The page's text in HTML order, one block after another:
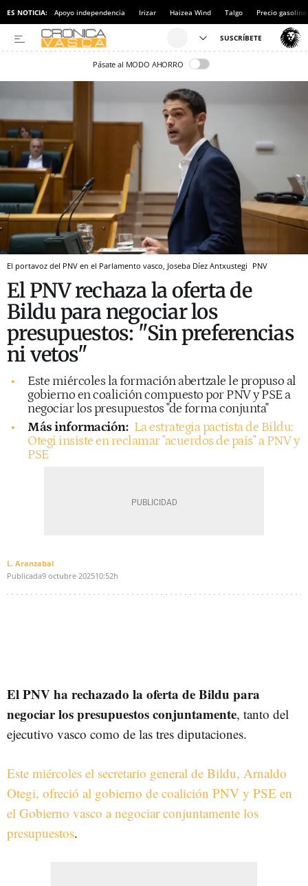
ES NOTICIA: Apoyo independencia Irizar Haizea Wind Talgo Precio gasolina
Pásate al MODO AHORRO
El portavoz del PNV en el Parlamento vasco, Joseba Díez Antxustegi PNV
El PNV rechaza la oferta de
Bildu para negociar los
presupuestos: "Sin preferencias
ni vetos"
Este miércoles la formación abertzale le propuso al
gobierno en coalición compuesto por PNV y PSE a
negociar los presupuestos "de forma conjunta"
Más información: La estrategia pactista de Bildu:
Otegi insiste en reclamar "acuerdos de país" a PNV y
PSE
L. Aranzabal
Publicada9 octubre 202510:52h
El PNV ha rechazado la oferta de Bildu para
negociar los presupuestos conjuntamente, tanto del
ejecutivo vasco como de las tres diputaciones.
Este miércoles el secretario general de Bildu, Arnaldo
Otegi, ofreció al gobierno de coalición PNV y PSE en
el Gobierno vasco a negociar conjuntamente los
presupuestos.